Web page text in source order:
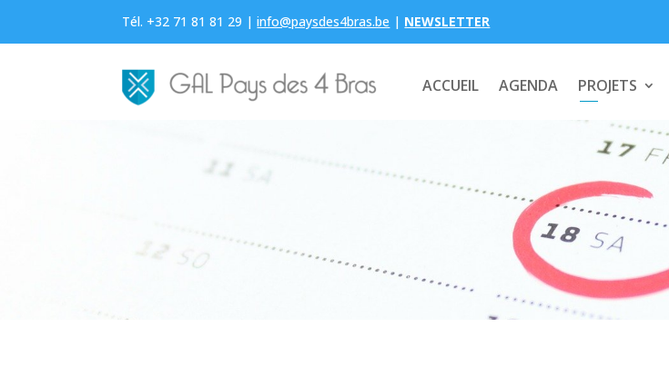
Tél. +32 71 81 81 29 | info@paysdes4bras.be | NEWSLETTER
ACCUEIL AGENDA PROJETS